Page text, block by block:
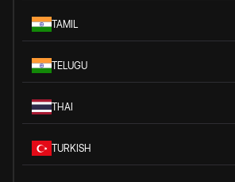
TAMIL
TELUGU
THAI
TURKISH